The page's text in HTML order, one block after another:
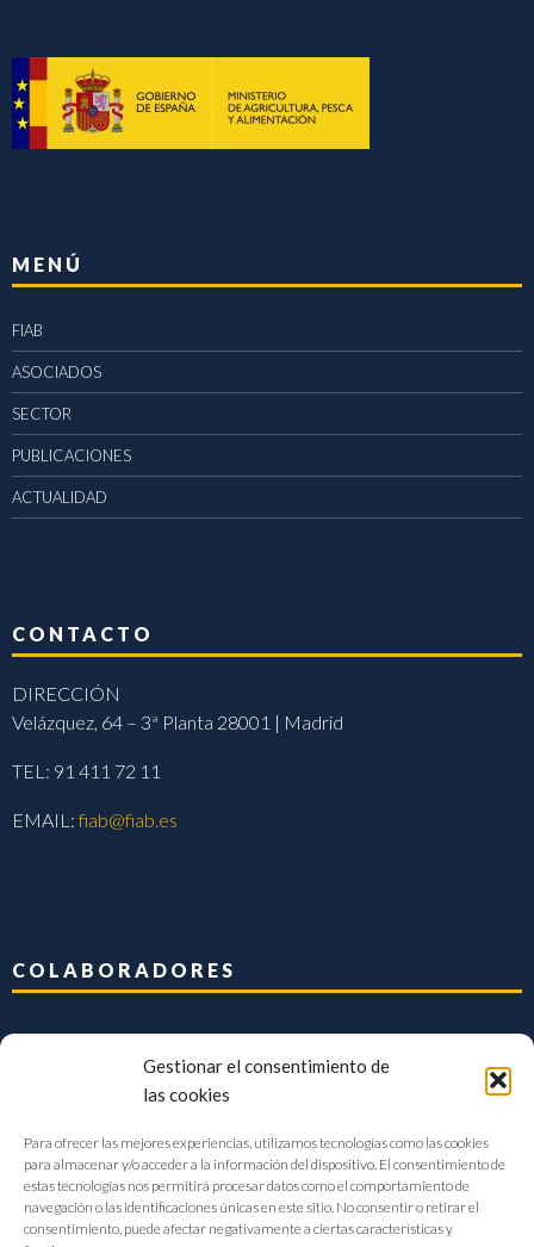
Gestionar el consentimiento de
las cookies
Para ofrecer las mejores experiencias, utilizamos tecnologías como las cookies
para almacenar y/o acceder a la información del dispositivo. El consentimiento de
estas tecnologías nos permitirá procesar datos como el comportamiento de
navegación o las identificaciones únicas en este sitio. No consentir o retirar el
consentimiento, puede afectar negativamente a ciertas características y
MENÚ
FIAB
ASOCIADOS
SECTOR
PUBLICACIONES
ACTUALIDAD
CONTACTO
DIRECCIÓN
Velázquez, 64 – 3ª Planta 28001 | Madrid
TEL: 91 411 72 11
EMAIL:fiab@fiab.es
COLABORADORES